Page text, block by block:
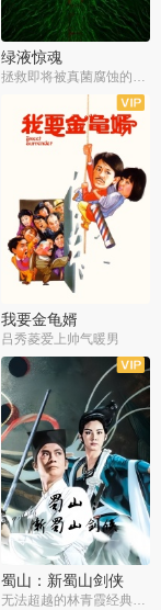
绿液惊魂
拯救即将被真菌腐蚀的世界
我要金龟婿
吕秀菱爱上帅气暖男
蜀山：新蜀山剑侠
无法超越的林青霞经典角色